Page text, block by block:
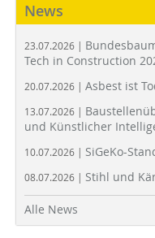
News
23.07.2026 |
Tech in Construction
20.07.2026 | Asbest ist
13.07.2026 |
und Künstlicher
10.07.2026 | SiGeKo-
08.07.2026 | Stihl und
Alle News